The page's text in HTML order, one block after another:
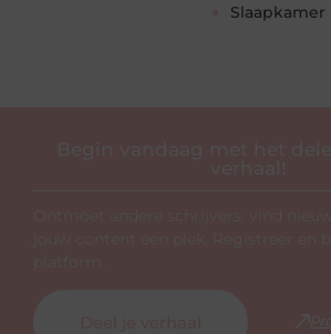
Slaapkamer